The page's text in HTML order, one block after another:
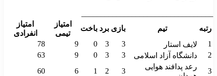
رتبه
تیم بازی برد باخت
امتیاز
تیمی
امتیاز
انفرادی
1
لایف استار 3
3
0
9
78
2
دانشگاه آزاد اسلامی 3
3
0
9
63
3
رعد پدافند هوایی
3
2
1
6
60